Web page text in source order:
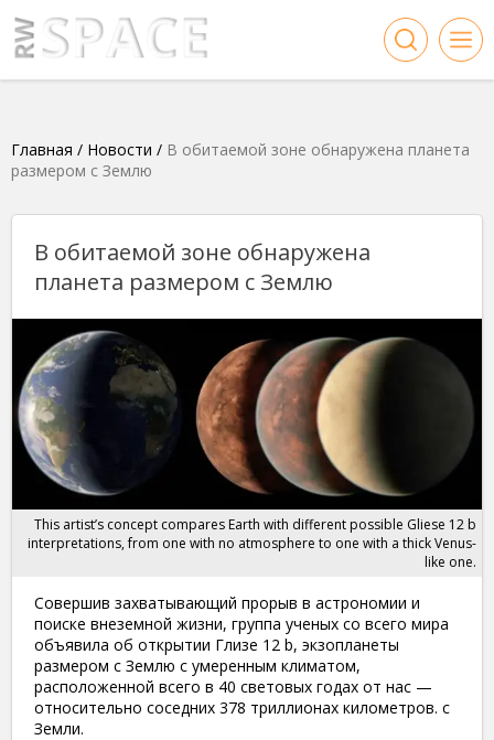
Главная / Новости / В обитаемой зоне обнаружена планета
размером с Землю
В обитаемой зоне обнаружена
планета размером с Землю
This artist’s concept compares Earth with different possible Gliese 12 b
interpretations, from one with no atmosphere to one with a thick Venus-
like one.
Совершив захватывающий прорыв в астрономии и
поиске внеземной жизни, группа ученых со всего мира
объявила об открытии Глизе 12 b, экзопланеты
размером с Землю с умеренным климатом,
расположенной всего в 40 световых годах от нас —
относительно соседних 378 триллионах километров. с
Земли.